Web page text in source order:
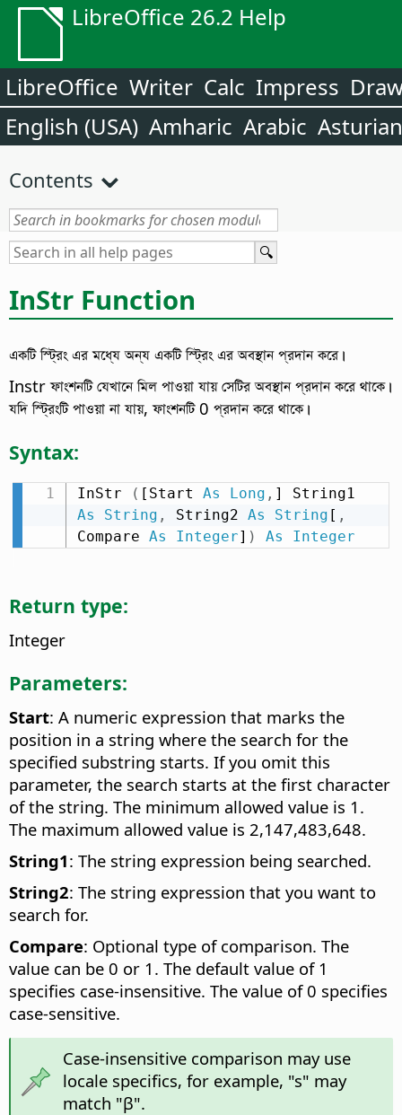
LibreOffice 26.2 Help
LibreOffice Writer Calc Impress
English (USA) Amharic Arabic Asturian
Contents
InStr Function
একটি স্ট্রিং এর মধ্যে অন্য একটি স্ট্রিং এর অবস্থান প্রদান করে।
Instr ফাংশনটি যেখানে মিল পাওয়া যায় সেটির অবস্থান প্রদান করে থাকে।
যদি স্ট্রিংটি পাওয়া না যায়, ফাংশনটি 0 প্রদান করে থাকে।
Syntax:
InStr ( [Start As Long ,
As
String , String2 As String [ ,
Compare As Integer] ) As Integer
Return type:
Integer
Parameters:
Start: A numeric expression that marks the
position in a string where the search for the
specified substring starts. If you omit this
parameter, the search starts at the first character
of the string. The minimum allowed value is 1.
The maximum allowed value is 2,147,483,648.
String1: The string expression being searched.
String2: The string expression that you want to
search for.
Compare: Optional type of comparison. The
value can be 0 or 1. The default value of 1
specifies case-insensitive. The value of 0 specifies
case-sensitive.
Case-insensitive comparison may use
locale specifics, for example, "s" may
match "β".